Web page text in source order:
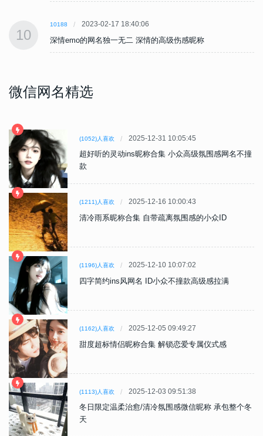
10
10188 2023-02-17 18:40:06
深情emo的网名独一无二 深情的高级伤感昵称
微信网名精选
(1052)人喜欢 2025-12-31 10:05:45
超好听的灵动ins昵称合集 小众高级氛围感网名不撞
款
(1211)人喜欢 2025-12-16 10:00:43
清冷雨系昵称合集 自带疏离氛围感的小众ID
(1196)人喜欢 2025-12-10 10:07:02
四字简约ins风网名 ID小众不撞款高级感拉满
(1162)人喜欢 2025-12-05 09:49:27
甜度超标情侣昵称合集 解锁恋爱专属仪式感
(1113)人喜欢 2025-12-03 09:51:38
冬日限定温柔治愈/清冷氛围感微信昵称 承包整个冬
天